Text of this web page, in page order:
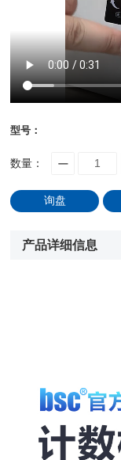
型号：
数量：
询盘
产品详细信息